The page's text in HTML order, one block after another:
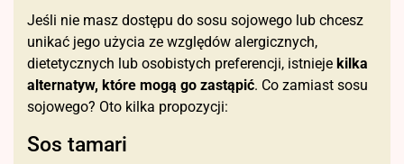
Jeśli nie masz dostępu do sosu sojowego lub chcesz
unikać jego użycia ze względów alergicznych,
dietetycznych lub osobistych preferencji, istnieje kilka
alternatyw, które mogą go zastąpić. Co zamiast sosu
sojowego? Oto kilka propozycji:
Sos tamari